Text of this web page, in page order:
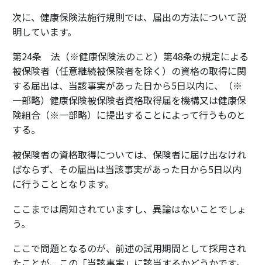
次に、健康保険法施行規則では、届出の方法について説
明しています。
第24条 法（※健康保険法のこと）第48条の規定による
被保険者（任意継続被保険者を除く）の資格の取得に関
する届出は、当該事実があった日から5日以内に、（※
一部略）健康保険被保険者資格取得届を機構又は健康保
険組合（※一部略）に提出することによって行うものと
する。
被保険者の資格取得については、保険者に届け出なけれ
ばならず、その届出は当該事実があった日から5日以内
に行うこととなります。
ここまでは周知されていますし、異論はないことでしょ
う。
ここで問題となるのが、前述の試用期間として採用され